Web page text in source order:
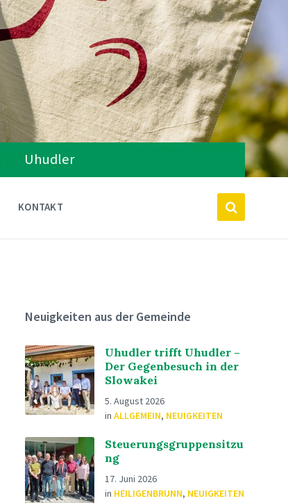
Uhudler
KONTAKT
Neuigkeiten aus der Gemeinde
Uhudler trifft Uhudler –
Der Gegenbesuch in der
Slowakei
5. August 2026
inALLGEMEIN, NEUIGKEITEN
Steuerungsgruppensitzu
ng
17. Juni 2026
in HEILIGENBRUNN, NEUIGKEITEN